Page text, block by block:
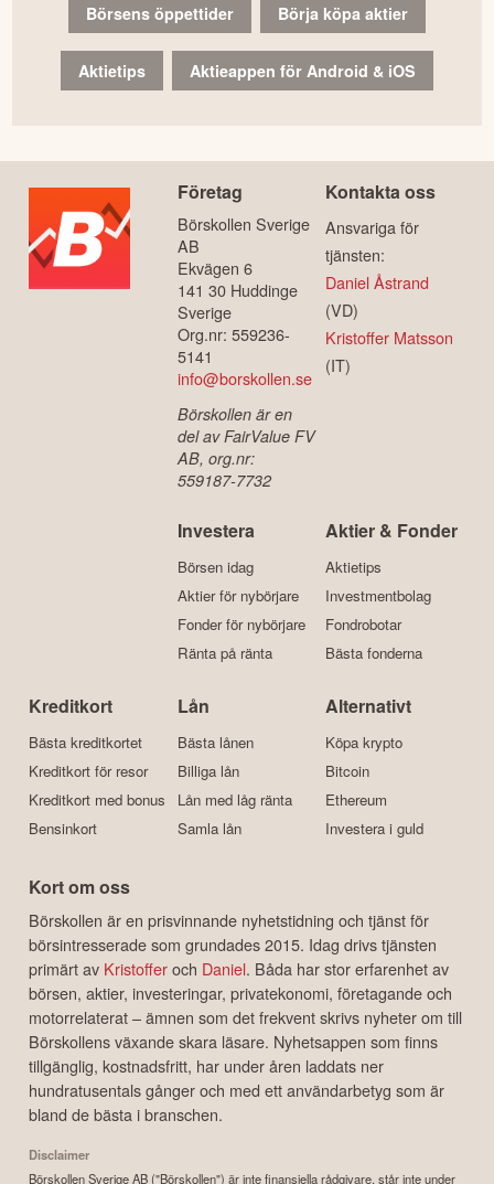
Börsens öppettider Börja köpa aktier
Aktietips Aktieappen för Android & iOS
Företag
Börskollen Sverige
AB
Ekvägen 6
141 30 Huddinge
Sverige
Org.nr: 559236-
5141
info@borskollen.se
Börskollen är en
del av FairValue FV
AB, org.nr:
559187-7732
Kontakta oss
Ansvariga för
tjänsten:
Daniel Åstrand
(VD)
Kristoffer Matsson
(IT)
Investera
Börsen idag
Aktier för nybörjare
Fonder för nybörjare
Ränta på ränta
Aktier & Fonder
Aktietips
Investmentbolag
Fondrobotar
Bästa fonderna
Kreditkort
Bästa kreditkortet
Kreditkort för resor
Kreditkort med bonus
Bensinkort
Lån
Bästa lånen
Billiga lån
Lån med låg ränta
Samla lån
Alternativt
Köpa krypto
Bitcoin
Ethereum
Investera i guld
Kort om oss
Börskollen är en prisvinnande nyhetstidning och tjänst för
börsintresserade som grundades 2015. Idag drivs tjänsten
primärt av Kristofferoch Daniel. Båda har stor erfarenhet av
börsen, aktier, investeringar, privatekonomi, företagande och
motorrelaterat – ämnen som det frekvent skrivs nyheter om till
Börskollens växande skara läsare. Nyhetsappen som finns
tillgänglig, kostnadsfritt, har under åren laddats ner
hundratusentals gånger och med ett användarbetyg som är
bland de bästa i branschen.
Disclaimer
Börskollen Sverige AB ("Börskollen") är inte finansiella rådgivare, står inte under